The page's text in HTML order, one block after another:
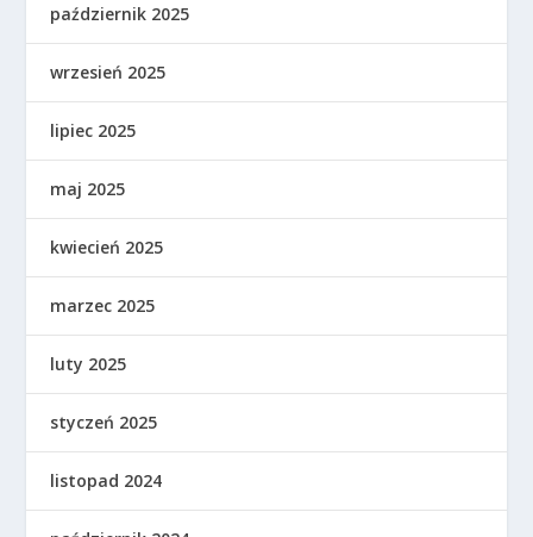
październik 2025
wrzesień 2025
lipiec 2025
maj 2025
kwiecień 2025
marzec 2025
luty 2025
styczeń 2025
listopad 2024